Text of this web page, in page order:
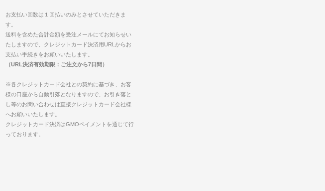
お支払い回数は１回払いのみとさせていただきま
す。
送料を含めた合計金額を受注メールにてお知らせい
たしますので、クレジットカード決済用URLからお
支払い手続きをお願いいたします。
（URL決済有効期限：ご注文から7日間）
※各クレジットカード会社との契約に基づき、お客
様の口座から自動引落となりますので、お引き落と
し等のお問い合わせは直接クレジットカード会社様
へお願いいたします。
クレジットカード決済はGMOペイメントを通じて行
っております。